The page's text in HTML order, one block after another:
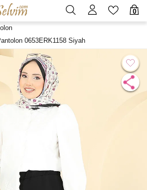
0
0653ERK1158 Siyah